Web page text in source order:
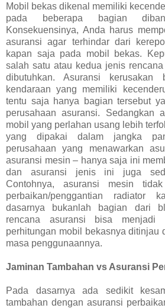
Mobil bekas dikenal memiliki
pada beberapa bagian
Konsekuensinya, Anda harus
asuransi agar terhindar dari
kapan saja pada mobil bekas.
salah satu atau kedua jenis
dibutuhkan. Asuransi kerusakan
kendaraan yang memiliki
tentu saja hanya bagian tersebut
perusahaan asuransi. Sedangkan
mobil yang perlahan usang lebih
yang dipakai dalam jangka
perusahaan yang menawarkan
asuransi mesin – hanya saja ini
dan asuransi jenis ini juga
Contohnya, asuransi mesin
perbaikan/penggantian radiator
dasarnya bukanlah bagian dari
rencana asuransi bisa menjadi
perhitungan mobil bekasnya ditinjau
masa penggunaannya.
Jaminan Tambahan vs Asuransi
Pada dasarnya ada sedikit
tambahan dengan asuransi